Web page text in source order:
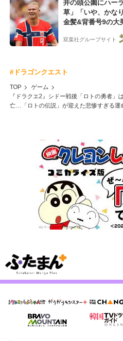
井の頭公園にハー
草」「いや、かな
金髪&背番号9の大
ー”映像が話題!「
双葉社グループサイト
#ドラゴンクエスト
TOP
ゲーム
『ドラクエ2』シドー戦後「ロトの勇者」
亡…「ロトの伝説」が迎えた悲惨すぎる運